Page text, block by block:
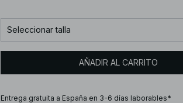
Seleccionar talla
AÑADIR AL CARRITO
Entrega gratuita a España en 3-6 días laborables*